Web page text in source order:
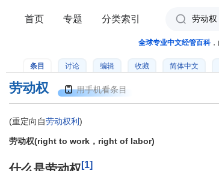
全球专业中文经管百科
条目 讨论 编辑 收藏 简体中文
劳动权 用手机看条目
(重定向自劳动权利 )
劳动权(right to work，right of labor)
[1]
首页 专题 分类索引